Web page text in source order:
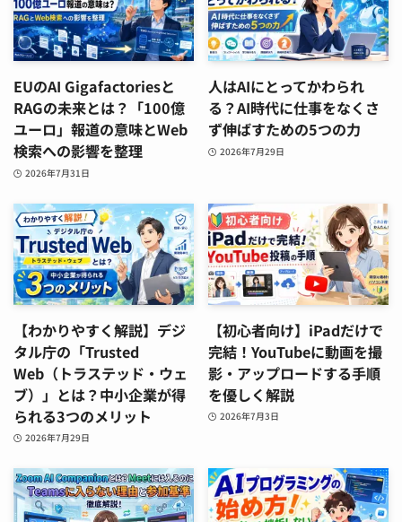
EUのAI Gigafactoriesと
RAGの未来とは？「100億
ユーロ」報道の意味とWeb
検索への影響を整理
2026年7月31日
人はAIにとってかわられ
る？AI時代に仕事をなくさ
ず伸ばすための5つの力
2026年7月29日
【わかりやすく解説】デジ
タル庁の「Trusted
Web（トラステッド・ウェ
ブ）」とは？中小企業が得
られる3つのメリット
2026年7月29日
【初心者向け】iPadだけで
完結！YouTubeに動画を撮
影・アップロードする手順
を優しく解説
2026年7月3日